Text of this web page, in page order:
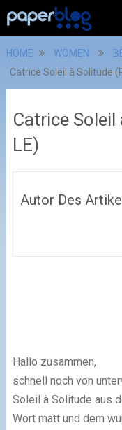
HOME WOMEN
Catrice Soleil à Solitude
Catrice Soleil
LE)
Autor Des
Hallo zusammen,
schnell noch von
Soleil à Solitude aus
Wort matt und dem